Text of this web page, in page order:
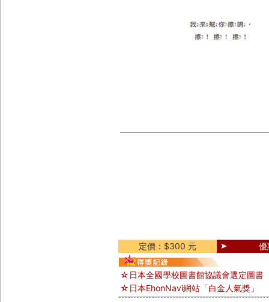
定價：$300 元
☆日本全國學校圖書館協議會選定圖書
☆日本EhonNavi網站「白金人氣獎」